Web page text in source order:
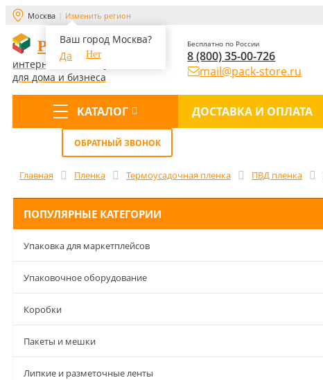
Москва Изменить регион
Ваш город Москва?
Да
Нет
PACK-STORE
интернет-магазин упаковки
для дома и бизнеса
Бесплатно по России
8 (800) 35-00-726
mail@pack-store.ru
КАТАЛОГ ДОСТАВКА И ОПЛАТА
ОБРАТНЫЙ ЗВОНОК
Главная Пленка Термоусадочная пленка ПВД пленка
ПОПУЛЯРНЫЕ КАТЕГОРИИ
Упаковка для маркетплейсов
Упаковочное оборудование
Коробки
Пакеты и мешки
Липкие и разметочные ленты